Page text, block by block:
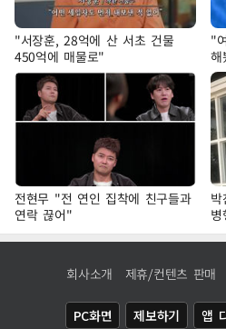
"서장훈, 28억에 산 서초 건물
450억에 매물로"
"
'
전현무 "전 연인 집착에 친구들과
연락 끊어"
회사소개 제휴/컨텐츠 판매
PC화면 제보하기 앱